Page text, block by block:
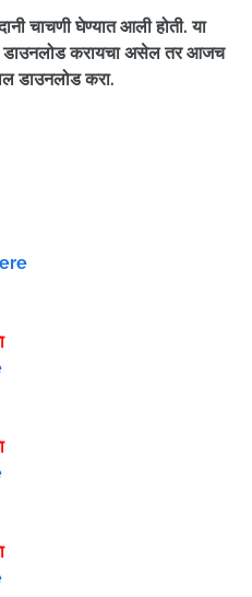
चाचणी घेण्यात आली होती. या
डाउनलोड करायचा असेल तर आजच
डाउनलोड करा.